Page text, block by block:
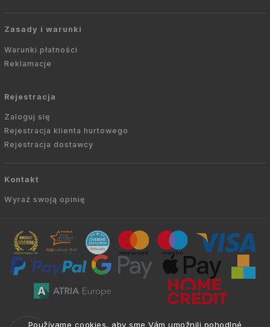
Používame cookies, aby sme Vám umožnili pohodlné
Zasady i warunki
Warunki płatności
Reklamacje
Rejestracja
Zaloguj się
Rejestracja klienta hurtowego
Rejestracja dostawcy
Kontakt
Wyraź swoją opinię